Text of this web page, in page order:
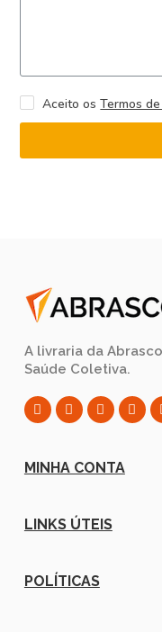
Aceito osTermos
A livraria da
Saúde Coletiva.
MINHA CONTA
LINKS ÚTEIS
POLÍTICAS